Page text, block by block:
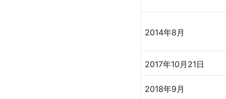
2014年8月
2017年10月21日
2018年9月